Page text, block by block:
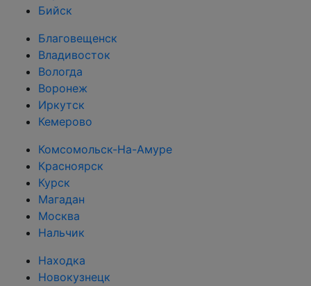
Бийск
Благовещенск
Владивосток
Вологда
Воронеж
Иркутск
Кемерово
Комсомольск-На-Амуре
Красноярск
Курск
Магадан
Москва
Нальчик
Находка
Новокузнецк